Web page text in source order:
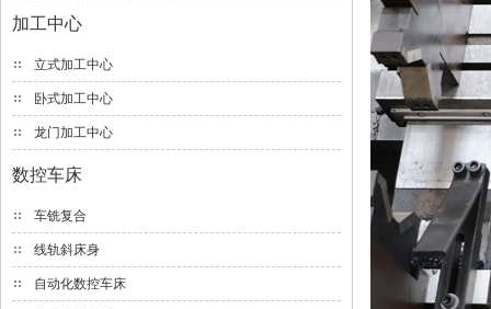
加工中心
立式加工中心
卧式加工中心
龙门加工中心
数控车床
车铣复合
线轨斜床身
自动化数控车床